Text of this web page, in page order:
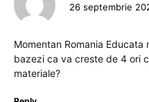
26 septembrie
Momentan Romania
bazezi ca va creste de 4 ori
materiale?